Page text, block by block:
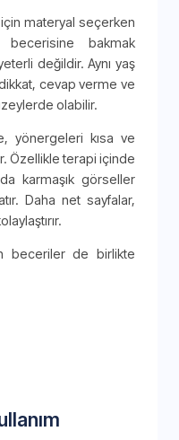
materyal seçerken
bakmak
değildir. Aynı yaş
cevap verme ve
olabilir.
yönergeleri kısa ve
Özellikle terapi içinde
karmaşık görseller
Daha net sayfalar,
beceriler de birlikte